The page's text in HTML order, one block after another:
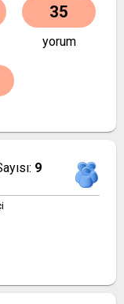
35
yorum
9